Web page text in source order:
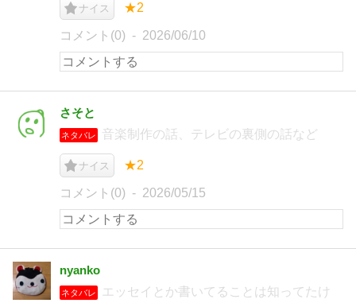
ナイス ★2
コメント(0) 2026/06/10
さそと
ネタバレ 音楽制作の話、テレビの裏側の話など
ナイス ★2
コメント(0) 2026/05/15
nyanko
ネタバレ
エッセイとか書いてることは知ってたけ